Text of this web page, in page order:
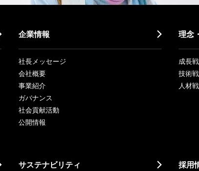
企業情報
社長メッセージ
会社概要
事業紹介
ガバナンス
社会貢献活動
公開情報
理念
成長
技術
人材
サステナビリティ 採用